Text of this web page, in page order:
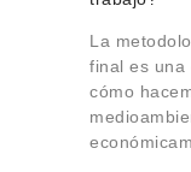
La
final es una
cómo